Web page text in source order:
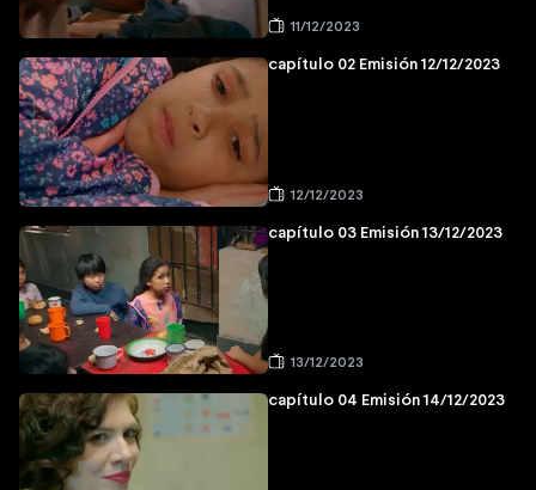
11/12/2023
capítulo 02 Emisión 12/12/2023
12/12/2023
capítulo 03 Emisión 13/12/2023
13/12/2023
capítulo 04 Emisión 14/12/2023